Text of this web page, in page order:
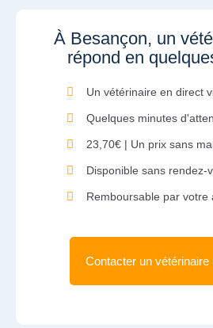
À Besançon, un
répond en
Un vétérinaire en direct
Quelques minutes
23,70€ | Un prix sans
Disponible sans rendez-
Remboursable par votre
Contacter un vétérinaire